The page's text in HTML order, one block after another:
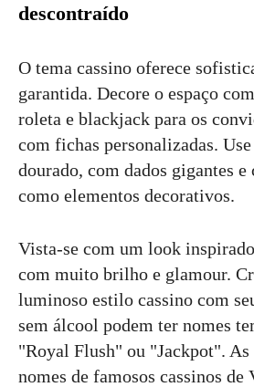
descontraído
O tema cassino oferece
garantida. Decore o espaço
roleta e blackjack para os
com fichas personalizadas.
dourado, com dados gigantes e
como elementos decorativos.
Vista-se com um look
com muito brilho e glamour.
luminoso estilo cassino com
sem álcool podem ter nomes
"Royal Flush" ou "Jackpot". As
nomes de famosos cassinos de